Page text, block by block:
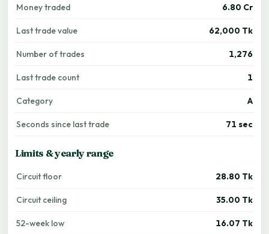
Money traded 6.80 Cr
Last trade value 62,000 Tk
Number of trades 1,276
Last trade count 1
Category A
Seconds since last trade 71 sec
Limits & yearly range
Circuit floor 28.80 Tk
Circuit ceiling 35.00 Tk
52-week low 16.07 Tk